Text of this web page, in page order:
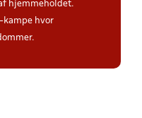
hjemmeholdet.
kampe hvor